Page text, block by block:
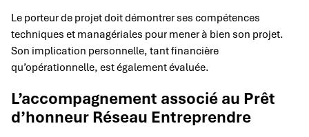
Le porteur de projet doit démontrer ses compétences
techniques et managériales pour mener à bien son projet.
Son implication personnelle, tant financière
qu’opérationnelle, est également évaluée.
L’accompagnement associé au Prêt
d’honneur Réseau Entreprendre